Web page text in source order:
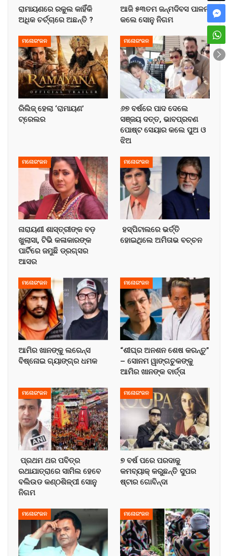
ରାମାୟଣରେ ରକୁଲ କାହିଁକି
ଅଧିକ ଚର୍ଚ୍ଚାରେ ଅଛନ୍ତି ?
ଆଜି ୫୩ତମ ଜନ୍ମଦିବସ ପାଳନ
କଲେ ସୋନୁ ନିଗମ
ମନୋରଂଜନ
ରିଲିଜ୍ ହେଲା ‘ରାମାୟଣ’
ଟ୍ରେଲର
ମନୋରଂଜନ
୬୭ ବର୍ଷରେ ପାଦ ଦେଲେ
ସଞ୍ଜୟ ଦତ୍ତ, ଭାବପ୍ରବଣ
ପୋଷ୍ଟ ସେୟାର କଲେ ପୁଅ ଓ
ଝିଅ
ମନୋରଂଜନ
ନାରାୟଣୀ ଶାସ୍ତ୍ରୀଙ୍କ ବଡ଼
ଖୁଲାସା, ଟିଭି କଳାକାରଙ୍କ
ପାର୍ଟିରେ ଜମୁଛି ଡ୍ରଗ୍ସର
ଆସର
ମନୋରଂଜନ
ହସ୍ପିଟାଲରେ ଭର୍ତ୍ତି
ହୋଇଥିଲେ ଅମିତାଭ ବଚ୍ଚନ
ମନୋରଂଜନ
ଆମିର ଖାନଙ୍କୁ ଲରେନ୍ସ
ବିଷ୍ନୋଇ ଗ୍ୟାଙ୍ଗ୍‌ର ଧମକ
ମନୋରଂଜନ
“ଶୀଘ୍ର ଅନଶନ ଶେଷ କରନ୍ତୁ”
– ସୋନମ ୱାଙ୍ଗଚୁକଙ୍କୁ
ଆମିର ଖାନଙ୍କ ବାର୍ତ୍ତା
ମନୋରଂଜନ
ପ୍ରଥମ ଥର ପବିତ୍ର
ରଥାଯାତ୍ରାରେ ସାମିଲ ହେବେ
ବଲିଉଡ କଣ୍ଠଶିଳ୍ପୀ ସୋନୁ
ନିଗମ
ମନୋରଂଜନ
୭ ବର୍ଷ ପରେ ପରଦାକୁ
କମବ୍ୟାକ୍ କରୁଛନ୍ତି ସୁପର
ଷ୍ଟାର ଗୋବିନ୍ଦା
ମନୋରଂଜନ ମନୋରଂଜନ